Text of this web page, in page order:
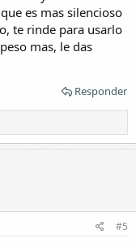
es mas silencioso
te rinde para usarlo
mas, le das
Responder
#5